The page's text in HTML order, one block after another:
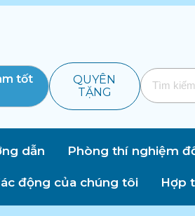
tốt
QUYÊN
TẶNG
dẫn Phòng thí nghiệm
động của chúng tôi Hợp